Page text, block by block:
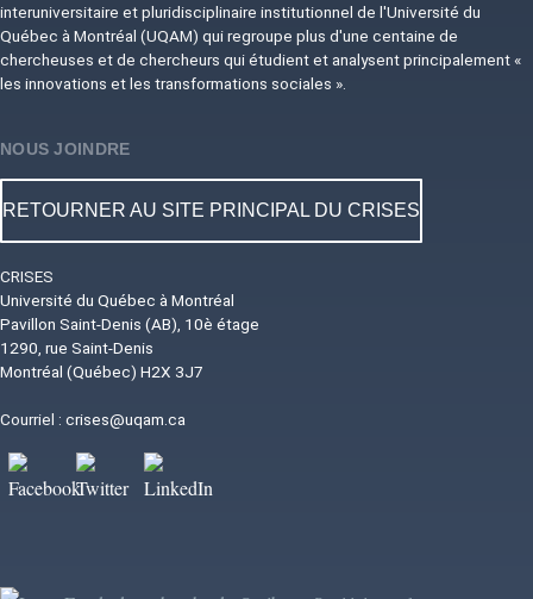
interuniversitaire et pluridisciplinaire institutionnel de l'Université du
Québec à Montréal (UQAM) qui regroupe plus d'une centaine de
chercheuses et de chercheurs qui étudient et analysent principalement «
les innovations et les transformations sociales ».
NOUS JOINDRE
RETOURNER AU SITE PRINCIPAL DU CRISES
CRISES
Université du Québec à Montréal
Pavillon Saint-Denis (AB), 10è étage
1290, rue Saint-Denis
Montréal (Québec) H2X 3J7
Courriel : crises@uqam.ca
Image Image Image